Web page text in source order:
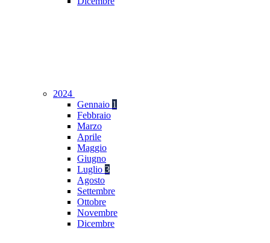
2024
Gennaio 1
Febbraio
Marzo
Aprile
Maggio
Giugno
Luglio 3
Agosto
Settembre
Ottobre
Novembre
Dicembre